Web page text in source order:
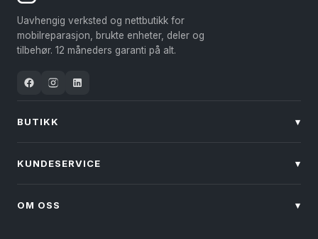
kan
velges
på
Uavhengig verksted og nettbutikk for
mobilreparasjon, brukte enheter, deler og
tilbehør. 12 måneders garanti på alt.
BUTIKK ▾
KUNDESERVICE ▾
OM OSS ▾